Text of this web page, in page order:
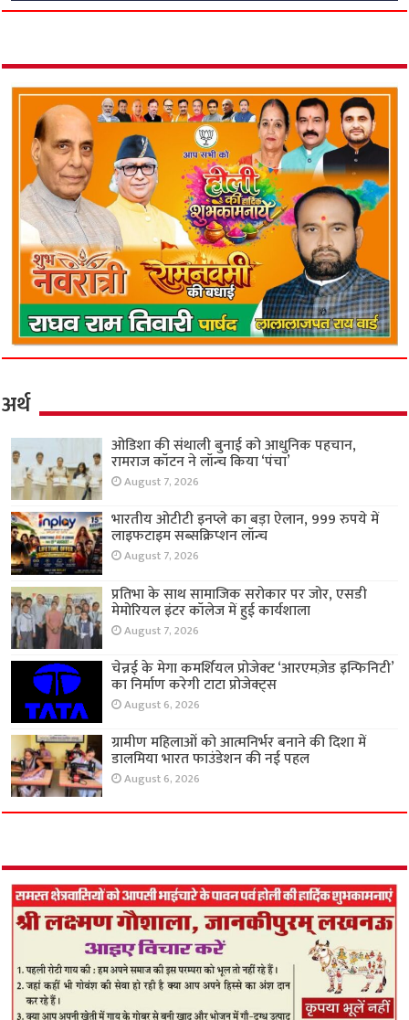
अर्थ
ओडिशा की संथाली बुनाई को आधुनिक पहचान,
रामराज कॉटन ने लॉन्च किया ‘पंचा’
August 7, 2026
भारतीय ओटीटी इनप्ले का बड़ा ऐलान, 999 रुपये में
लाइफटाइम सब्सक्रिप्शन लॉन्च
August 7, 2026
प्रतिभा के साथ सामाजिक सरोकार पर जोर, एसडी
मेमोरियल इंटर कॉलेज में हुई कार्यशाला
August 7, 2026
चेन्नई के मेगा कमर्शियल प्रोजेक्ट ‘आरएमज़ेड इन्फिनिटी’
का निर्माण करेगी टाटा प्रोजेक्ट्स
August 6, 2026
ग्रामीण महिलाओं को आत्मनिर्भर बनाने की दिशा में
डालमिया भारत फाउंडेशन की नई पहल
August 6, 2026